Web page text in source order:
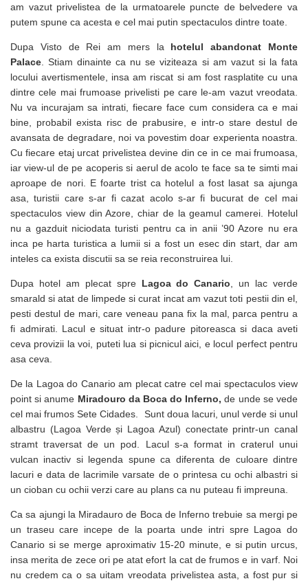
am vazut privelistea de la urmatoarele puncte de belvedere va
putem spune ca acesta e cel mai putin spectaculos dintre toate.
Dupa Visto de Rei am mers la hotelul abandonat Monte
Palace . Stiam dinainte ca nu se viziteaza si am vazut si la fata
locului avertismentele, insa am riscat si am fost rasplatite cu una
dintre cele mai frumoase privelisti pe care le-am vazut vreodata.
Nu va incurajam sa intrati, fiecare face cum considera ca e mai
bine, probabil exista risc de prabusire, e intr-o stare destul de
avansata de degradare, noi va povestim doar experienta noastra.
Cu fiecare etaj urcat privelistea devine din ce in ce mai frumoasa,
iar view-ul de pe acoperis si aerul de acolo te face sa te simti mai
aproape de nori. E foarte trist ca hotelul a fost lasat sa ajunga
asa, turistii care s-ar fi cazat acolo s-ar fi bucurat de cel mai
spectaculos view din Azore, chiar de la geamul camerei. Hotelul
nu a gazduit niciodata turisti pentru ca in anii ’90 Azore nu era
inca pe harta turistica a lumii si a fost un esec din start, dar am
inteles ca exista discutii sa se reia reconstruirea lui.
Dupa hotel am plecat spre Lagoa do Canario , un lac verde
smarald si atat de limpede si curat incat am vazut toti pestii din el,
pesti destul de mari, care veneau pana fix la mal, parca pentru a
fi admirati. Lacul e situat intr-o padure pitoreasca si daca aveti
ceva provizii la voi, puteti lua si picnicul aici, e locul perfect pentru
asa ceva.
De la Lagoa do Canario am plecat catre cel mai spectaculos view
point si anume Miradouro da Boca do Inferno,de unde se vede
cel mai frumos Sete Cidades. Sunt doua lacuri, unul verde si unul
albastru (Lagoa Verde și Lagoa Azul) conectate printr-un canal
stramt traversat de un pod. Lacul s-a format in craterul unui
vulcan inactiv si legenda spune ca diferenta de culoare dintre
lacuri e data de lacrimile varsate de o printesa cu ochi albastri si
un cioban cu ochii verzi care au plans ca nu puteau fi impreuna.
Ca sa ajungi la Miradauro de Boca de Inferno trebuie sa mergi pe
un traseu care incepe de la poarta unde intri spre Lagoa do
Canario si se merge aproximativ 15-20 minute, e si putin urcus,
insa merita de zece ori pe atat efort la cat de frumos e in varf. Noi
nu credem ca o sa uitam vreodata privelistea asta, a fost pur si